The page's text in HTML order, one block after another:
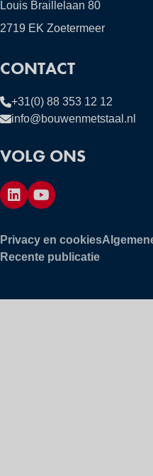
Louis Braillelaan 80
2719 EK Zoetermeer
CONTACT
+31(0) 88 353 12 12
info@bouwenmetstaal.nl
VOLG ONS
Privacy en cookies
Recente publicatie